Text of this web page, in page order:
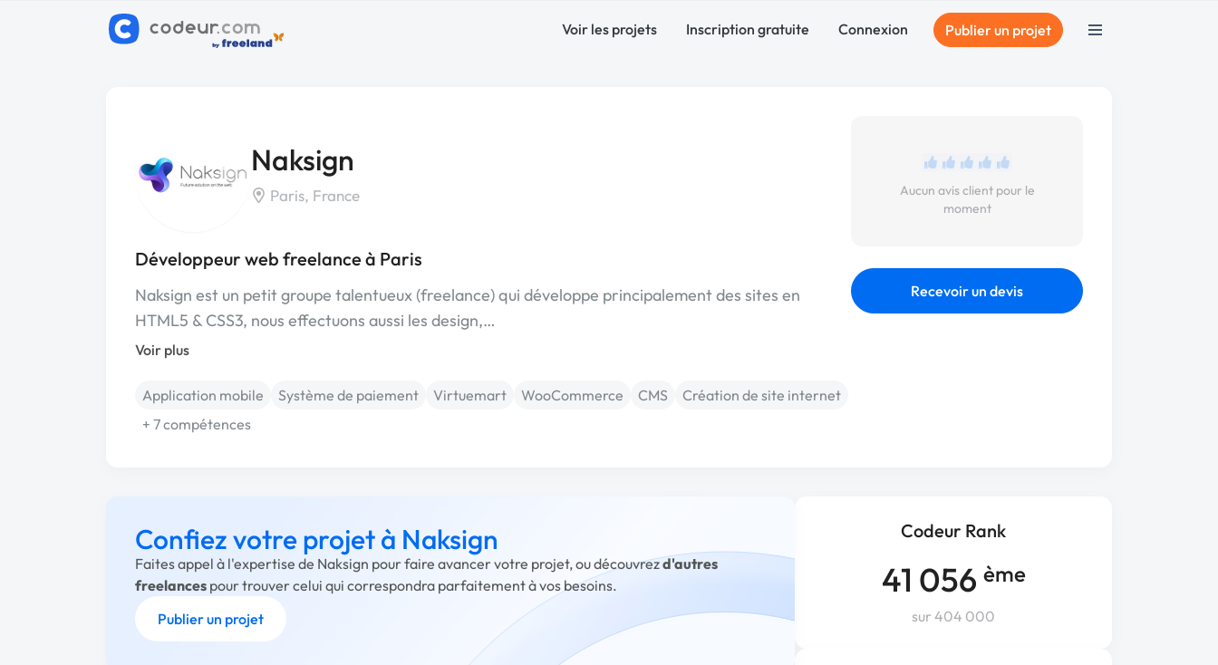
Voir les projets Inscription gratuite Connexion Publier un projet
Naksign
Paris, France
Développeur web freelance à Paris
Naksign est un petit groupe talentueux (freelance) qui développe principalement des sites en
HTML5 & CSS3, nous effectuons aussi les design,…
Voir plus
Application mobile Système de paiement Virtuemart WooCommerce CMS
Création de site internet
+ 7 compétences
Aucun avis client pour le
moment
Recevoir un devis
Codeur Rank
41 056 ème
sur 404 000
Confiez votre projet à Naksign
Faites appel à l'expertise de Naksign pour faire avancer votre projet, ou découvrezd'autres
freelances pour trouver celui qui correspondra parfaitement à vos besoins.
Publier un projet